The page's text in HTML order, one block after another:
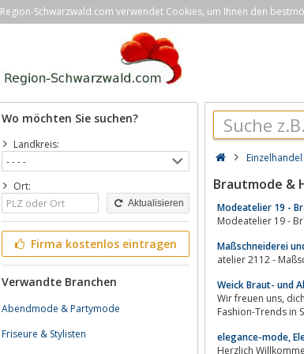
Region-Schwarzwald.com verwendet Cookies, um Ihnen den
Wo möchten Sie suchen?
Landkreis:
Ort:
Aktualisieren
Firma kostenlos eintragen
Verwandte Branchen
Abendmode & Partymode
Friseure & Stylisten
Brautmode &
Modeatelier 19 -
Modeatelier 19 -
Maßschneiderei
atelier 2112 -
Weick Braut- und
Wir freuen uns, dich in unserem frisch renovierten Modehaus begrüßen zu dürfen. Über 2 Etagen erwarten dich neueste
Fashion-Trends in
elegance-mode,
Herzlich